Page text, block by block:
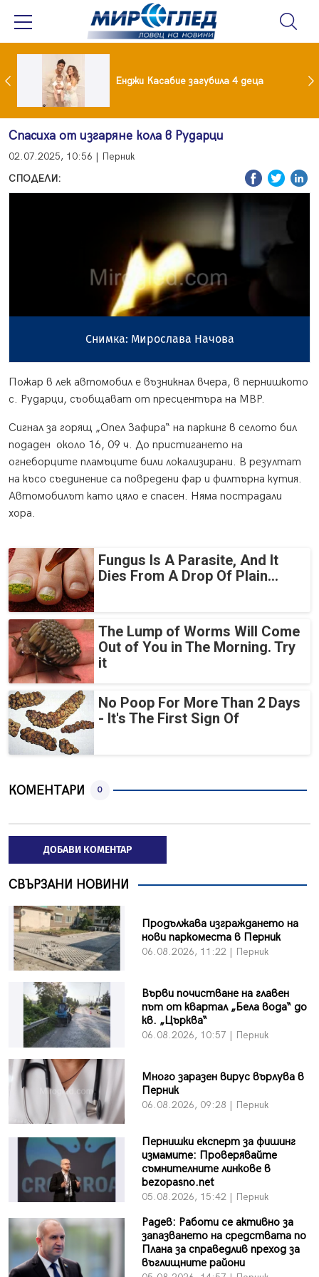
Край на приказката! Брадърите Стефан и Сияна се разделиха с гръм и трясък Енджи Касабие загубила 4 деца
Спасиха от изгаряне кола в Рударци
02.07.2025, 10:56 | Перник
СПОДЕЛИ:
Снимка: Мирослава Начова
Пожар в лек автомобил е възникнал вчера, в пернишкото
с. Рударци, съобщават от пресцентъра на МВР.
Сигнал за горящ „Опел Зафира“ на паркинг в селото бил
подаден около 16, 09 ч. До пристигането на
огнеборците пламъците били локализирани. В резултат
на късо съединение са повредени фар и филтърна кутия.
Автомобилът като цяло е спасен. Няма пострадали
хора.
Fungus Is A Parasite, And It
Dies From A Drop Of Plain...
The Lump of Worms Will Come
Out of You in The Morning. Try
it
No Poop For More Than 2 Days
- It's The First Sign Of
КОМЕНТАРИ 0
ДОБАВИ КОМЕНТАР
СВЪРЗАНИ НОВИНИ
Продължава изграждането на
нови паркоместа в Перник
06.08.2026, 11:22 | Перник
Върви почистване на главен
път от квартал „Бела вода“ до
кв. „Църква“
06.08.2026, 10:57 | Перник
Много заразен вирус върлува в
Перник
06.08.2026, 09:28 | Перник
Пернишки експерт за фишинг
измамите: Проверявайте
съмнителните линкове в
bezopasno.net
05.08.2026, 15:42 | Перник
Радев: Работи се активно за
запазването на средствата по
Плана за справедлив преход за
въглищните райони